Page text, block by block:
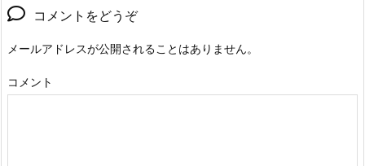
コメントをどうぞ
メールアドレスが公開されることはありません。
コメント